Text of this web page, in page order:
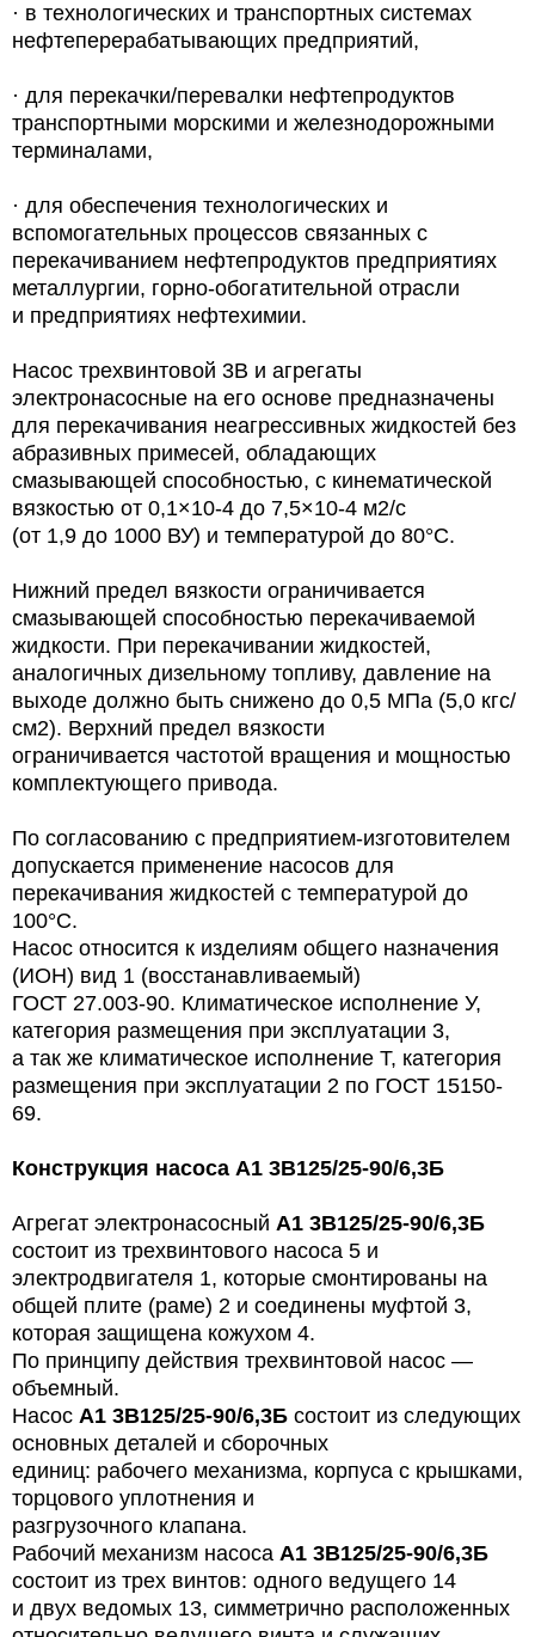
· в технологических и транспортных системах
нефтеперерабатывающих предприятий,
· для перекачки/перевалки нефтепродуктов
транспортными морскими и железнодорожными
терминалами,
· для обеспечения технологических и
вспомогательных процессов связанных с
перекачиванием нефтепродуктов предприятиях
металлургии, горно-обогатительной отрасли
и предприятиях нефтехимии.
Насос трехвинтовой 3В и агрегаты
электронасосные на его основе предназначены
для перекачивания неагрессивных жидкостей без
абразивных примесей, обладающих
смазывающей способностью, с кинематической
вязкостью от 0,1×10-4 до 7,5×10-4 м2/с
(от 1,9 до 1000 ВУ) и температурой до 80°С.
Нижний предел вязкости ограничивается
смазывающей способностью перекачиваемой
жидкости. При перекачивании жидкостей,
аналогичных дизельному топливу, давление на
выходе должно быть снижено до 0,5 МПа (5,0 кгс/
см2). Верхний предел вязкости
ограничивается частотой вращения и мощностью
комплектующего привода.
По согласованию с предприятием-изготовителем
допускается применение насосов для
перекачивания жидкостей с температурой до
100°С.
Насос относится к изделиям общего назначения
(ИОН) вид 1 (восстанавливаемый)
ГОСТ 27.003-90. Климатическое исполнение У,
категория размещения при эксплуатации 3,
а так же климатическое исполнение Т, категория
размещения при эксплуатации 2 по ГОСТ 15150-
69.
Конструкция насоса А1 3В125/25-90/6,3Б
Агрегат электронасосный А1 3В125/25-90/6,3Б
состоит из трехвинтового насоса 5 и
электродвигателя 1, которые смонтированы на
общей плите (раме) 2 и соединены муфтой 3,
которая защищена кожухом 4.
По принципу действия трехвинтовой насос —
объемный.
Hacoc А1 3В125/25-90/6,3Б состоит из следующих
основных деталей и сборочных
единиц: рабочего механизма, корпуса с крышками,
торцового уплотнения и
разгрузочного клапана.
Рабочий механизм насоса А1 3В125/25-90/6,3Б
состоит из трех винтов: одного ведущего 14
и двух ведомых 13, симметрично расположенных